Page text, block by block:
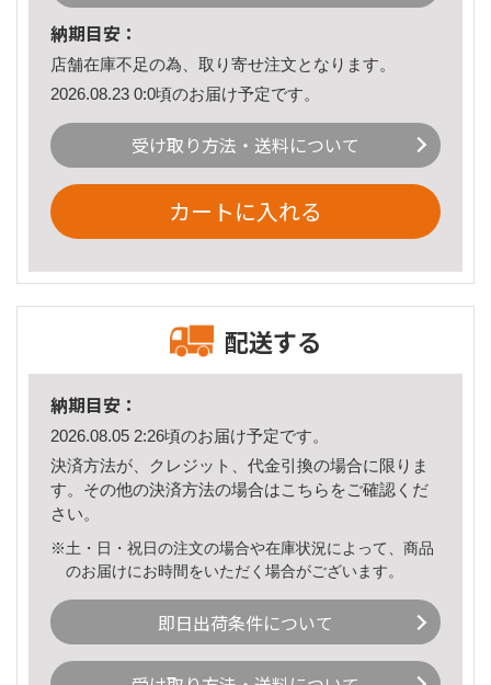
納期目安：
店舗在庫不足の為、取り寄せ注文となります。
2026.08.23 0:0頃のお届け予定です。
受け取り方法・送料について
カートに入れる
配送する
納期目安：
2026.08.05 2:26頃のお届け予定です。
決済方法が、クレジット、代金引換の場合に限りま
す。その他の決済方法の場合はこちら をご確認くだ
さい。
※土・日・祝日の注文の場合や在庫状況によって、商品
のお届けにお時間をいただく場合がございます。
即日出荷条件について